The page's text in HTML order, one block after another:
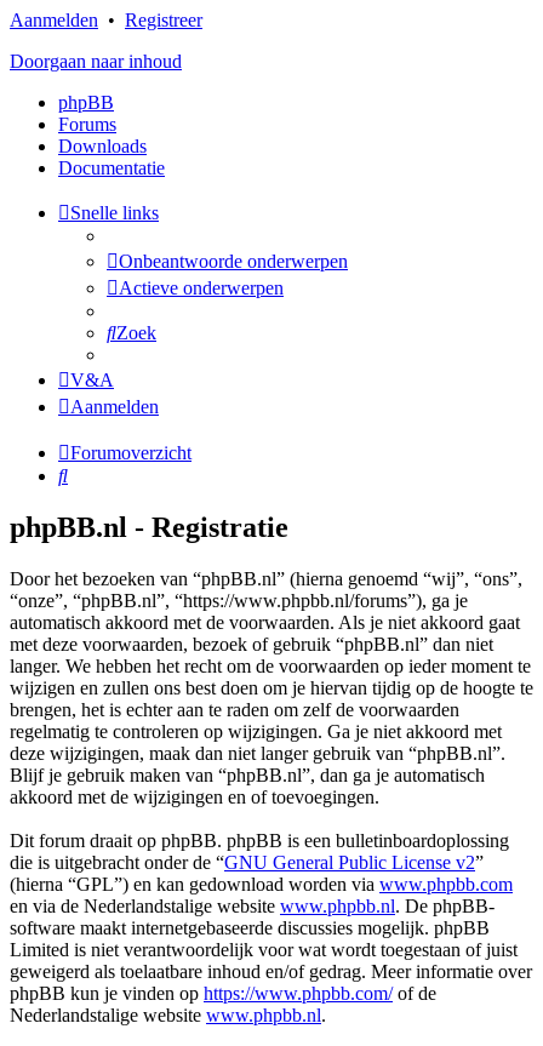
Aanmelden • Registreer
Doorgaan naar inhoud
phpBB
Forums
Downloads
Documentatie
Snelle links
Onbeantwoorde onderwerpen
Actieve onderwerpen
Zoek
V&A
Aanmelden
Forumoverzicht
Zoek
phpBB.nl - Registratie
Door het bezoeken van “phpBB.nl” (hierna genoemd “wij”, “ons”,
“onze”, “phpBB.nl”, “https://www.phpbb.nl/forums”), ga je
automatisch akkoord met de voorwaarden. Als je niet akkoord gaat
met deze voorwaarden, bezoek of gebruik “phpBB.nl” dan niet
langer. We hebben het recht om de voorwaarden op ieder moment te
wijzigen en zullen ons best doen om je hiervan tijdig op de hoogte te
brengen, het is echter aan te raden om zelf de voorwaarden
regelmatig te controleren op wijzigingen. Ga je niet akkoord met
deze wijzigingen, maak dan niet langer gebruik van “phpBB.nl”.
Blijf je gebruik maken van “phpBB.nl”, dan ga je automatisch
akkoord met de wijzigingen en of toevoegingen.
Dit forum draait op phpBB. phpBB is een bulletinboardoplossing
die is uitgebracht onder de “GNU General Public License v2”
(hierna “GPL”) en kan gedownload worden via www.phpbb.com
en via de Nederlandstalige website www.phpbb.nl. De phpBB-
software maakt internetgebaseerde discussies mogelijk. phpBB
Limited is niet verantwoordelijk voor wat wordt toegestaan of juist
geweigerd als toelaatbare inhoud en/of gedrag. Meer informatie over
phpBB kun je vinden op https://www.phpbb.com/of de
Nederlandstalige website www.phpbb.nl.